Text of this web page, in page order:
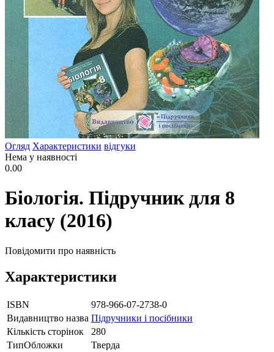
Огляд Характеристики відгуки
Нема у наявності
0.00
Біологія. Підручник для 8
класу (2016)
Повідомити про наявність
Характеристики
ISBN
978-966-07-2738-0
Видавництво назва Підручники і посібники
Кількість сторінок
280
ТипОбложки
Тверда